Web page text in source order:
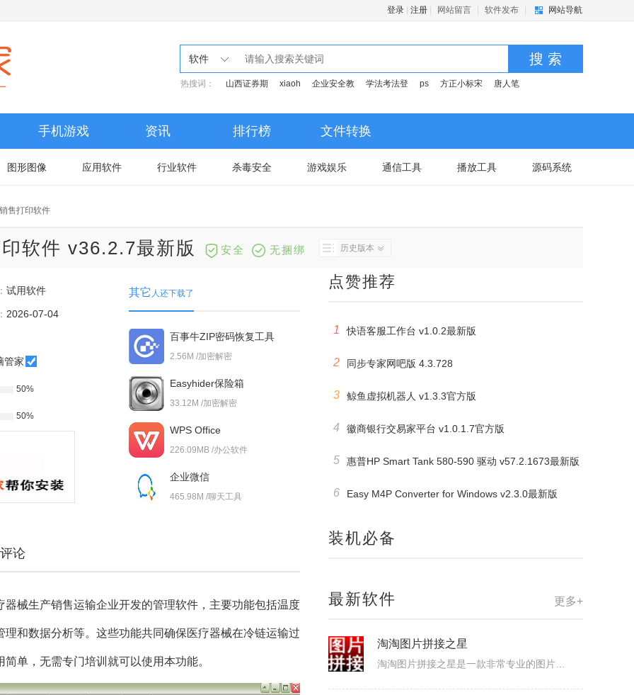
登录 注册 网站留言 软件发布 网站导航
软件 搜 索
热搜词： 山西证券期 xiaoh 企业安全教 学法考法登 ps 方正小标宋 唐人笔
手机游戏 资讯 排行榜 文件转换
图形图像 应用软件 行业软件 杀毒安全 游戏娱乐 通信工具 播放工具 源码系统
售打印软件
软件 v36.2.7最新版 安全 无捆绑 历史版本
试用软件
2026-07-04
管家
50%
50%
其它 人还下载了
百事牛ZIP密码恢复工具
2.56M /加密解密
Easyhider保险箱
33.12M /加密解密
WPS Office
226.09MB /办公软件
企业微信
465.98M /聊天工具
论
械生产销售运输企业开发的管理软件，主要功能包括温度
和数据分析等。这些功能共同确保医疗器械在冷链运输过
单，无需专门培训就可以使用本功能。
点赞推荐
1 快语客服工作台 v1.0.2最新版
2 同步专家网吧版 4.3.728
3 鲸鱼虚拟机器人 v1.3.3官方版
4 徽商银行交易家平台 v1.0.1.7官方版
5 惠普HP Smart Tank 580-590 驱动 v57.2.1673最新版
6 Easy M4P Converter for Windows v2.3.0最新版
装机必备
更多+
最新软件
淘淘图片拼接之星